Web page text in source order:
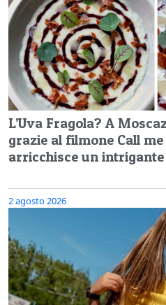
L’Uva Fragola? A
grazie al filmone Call
arricchisce un
2 agosto 2026